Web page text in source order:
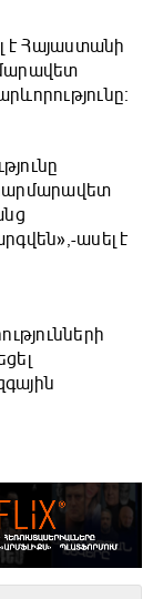
է Հայաստանի
ասել է